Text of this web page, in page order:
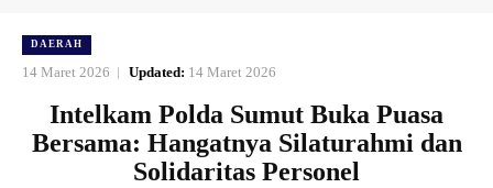
DAERAH
14 Maret 2026 Updated: 14 Maret 2026
Intelkam Polda Sumut Buka Puasa
Bersama: Hangatnya Silaturahmi dan
Solidaritas Personel